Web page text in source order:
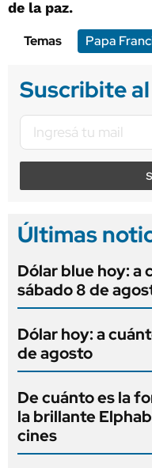
de la paz.
Temas
Papa
Suscribite
Últimas
Dólar blue hoy: a
sábado 8 de
Dólar hoy: a
de agosto
De cuánto es la
la brillante
cines